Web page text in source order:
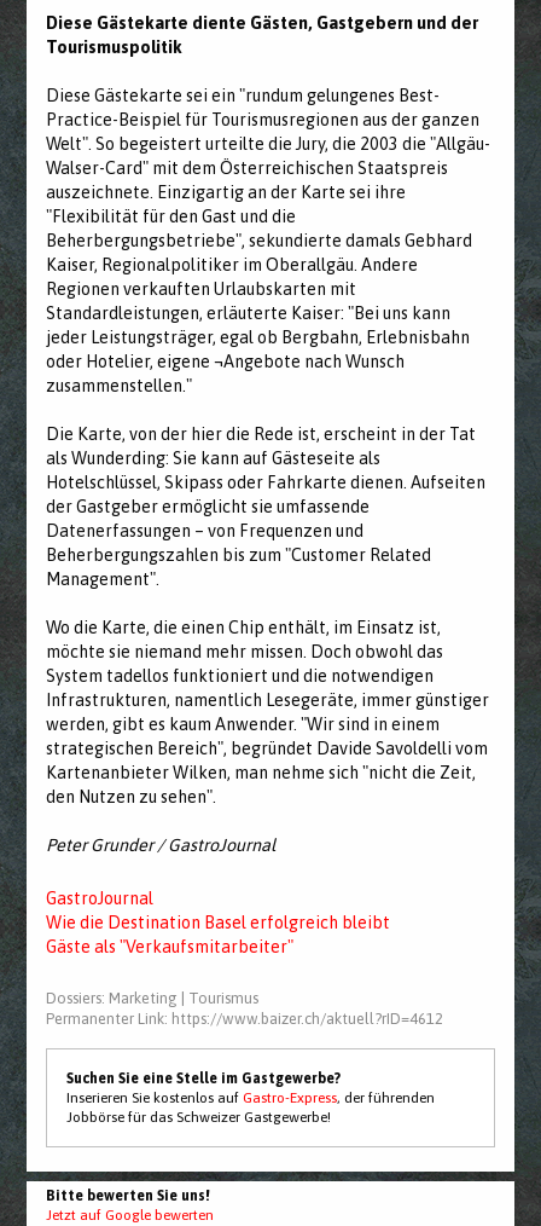
Diese Gästekarte diente Gästen, Gastgebern und der
Tourismuspolitik
Diese Gästekarte sei ein "rundum gelungenes Best-
Practice-Beispiel für Tourismusregionen aus der ganzen
Welt". So begeistert urteilte die Jury, die 2003 die "Allgäu-
Walser-Card" mit dem Österreichischen Staatspreis
auszeichnete. Einzigartig an der Karte sei ihre
"Flexibilität für den Gast und die
Beherbergungsbetriebe", sekundierte damals Gebhard
Kaiser, Regionalpolitiker im Oberallgäu. Andere
Regionen verkauften Urlaubskarten mit
Standardleistungen, erläuterte Kaiser: "Bei uns kann
jeder Leistungsträger, egal ob Bergbahn, Erlebnisbahn
oder Hotelier, eigene ¬Angebote nach Wunsch
zusammenstellen."
Die Karte, von der hier die Rede ist, erscheint in der Tat
als Wunderding: Sie kann auf Gästeseite als
Hotelschlüssel, Skipass oder Fahrkarte dienen. Aufseiten
der Gastgeber ermöglicht sie umfassende
Datenerfassungen – von Frequenzen und
Beherbergungszahlen bis zum "Customer Related
Management".
Wo die Karte, die einen Chip enthält, im Einsatz ist,
möchte sie niemand mehr missen. Doch obwohl das
System tadellos funktioniert und die notwendigen
Infrastrukturen, namentlich Lesegeräte, immer günstiger
werden, gibt es kaum Anwender. "Wir sind in einem
strategischen Bereich", begründet Davide Savoldelli vom
Kartenanbieter Wilken, man nehme sich "nicht die Zeit,
den Nutzen zu sehen".
Peter Grunder / GastroJournal
GastroJournal
Wie die Destination Basel erfolgreich bleibt
Gäste als "Verkaufsmitarbeiter"
Dossiers: Marketing
Tourismus
Permanenter Link: https://www.baizer.ch/aktuell?rID=4612
Suchen Sie eine Stelle im Gastgewerbe?
Inserieren Sie kostenlos aufGastro-Express, der führenden
Jobbörse für das Schweizer Gastgewerbe!
Bitte bewerten Sie uns!
Jetzt auf Google bewerten